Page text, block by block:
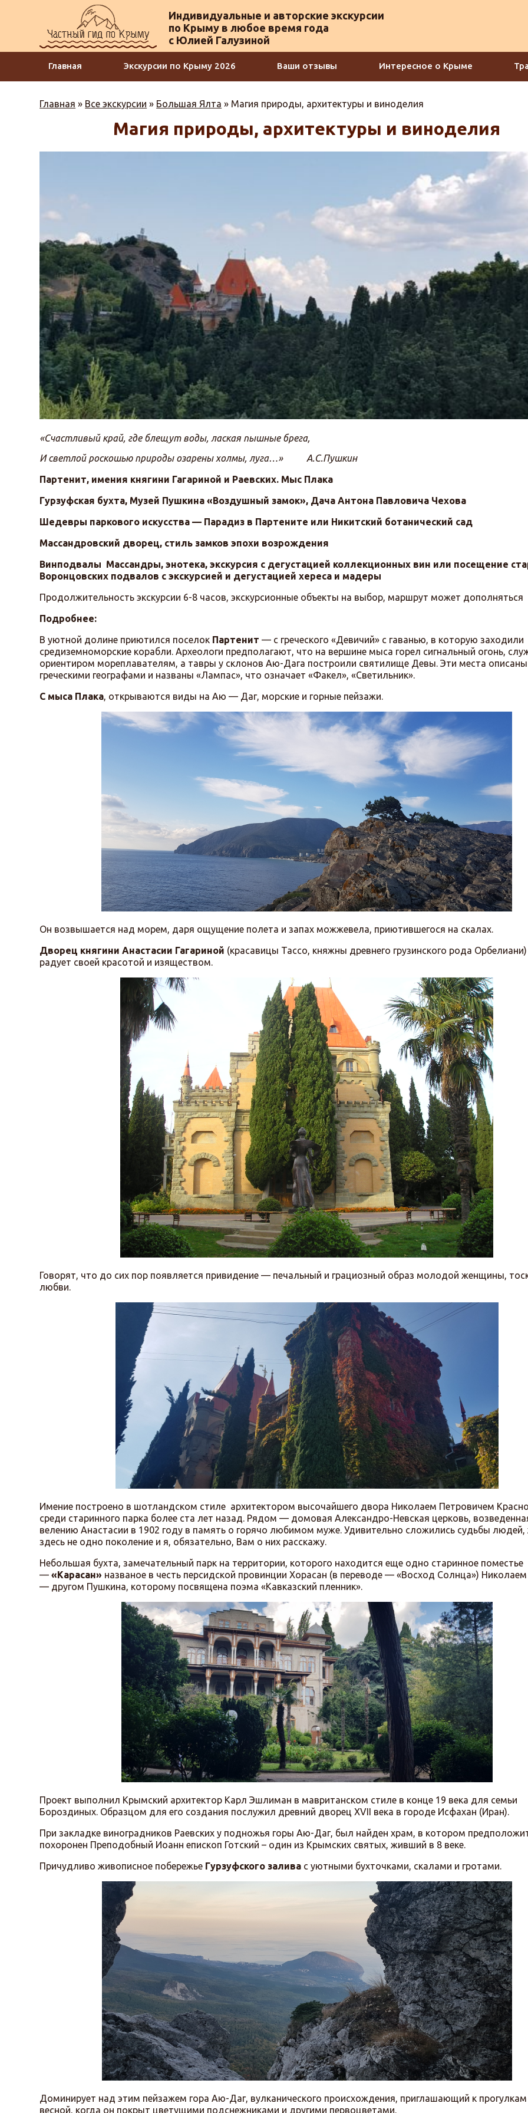
Индивидуальные и авторские экскурсии
по Крыму в любое время года
с Юлией Галузиной
Главная Экскурсии по Крыму 2026 Ваши отзывы Интересное о Крыме
Главная » Все экскурсии » Большая Ялта » Магия природы, архитектуры и виноделия
Магия природы, архитектуры и виноделия
«Счастливый край, где блещут воды, лаская пышные брега,
И светлой роскошью природы озарены холмы, луга…» А.С.Пушкин
Партенит, имения княгини Гагариной и Раевских. Мыс Плака
Гурзуфская бухта, Музей Пушкина «Воздушный замок», Дача Антона Павловича Чехова
Шедевры паркового искусства — Парадиз в Партените или Никитский ботанический сад
Массандровский дворец, стиль замков эпохи возрождения
Винподвалы Массандры, энотека, экскурсия с дегустацией коллекционных вин или посещение
Воронцовских подвалов с экскурсией и дегустацией хереса и мадеры
Продолжительность экскурсии 6-8 часов, экскурсионные объекты на выбор, маршрут может дополняться
Подробнее:
В уютной долине приютился поселок Партенит — с греческого «Девичий» с гаванью, в которую заходили
средиземноморские корабли. Археологи предполагают, что на вершине мыса горел сигнальный огонь,
ориентиром мореплавателям, а тавры у склонов Аю-Дага построили святилище Девы. Эти места описаны
греческими географами и названы «Лампас», что означает «Факел», «Светильник».
С мыса Плака, открываются виды на Аю — Даг, морские и горные пейзажи.
Он возвышается над морем, даря ощущение полета и запах можжевела, приютившегося на скалах.
Дворец княгини Анастасии Гагариной (красавицы Тассо, княжны древнего грузинского рода Орбелиани)
радует своей красотой и изяществом.
Говорят, что до сих пор появляется привидение — печальный и грациозный образ молодой женщины,
любви.
Имение построено в шотландском стиле архитектором высочайшего двора Николаем Петровичем
среди старинного парка более ста лет назад. Рядом — домовая Александро-Невская церковь,
велению Анастасии в 1902 году в память о горячо любимом муже. Удивительно сложились судьбы
здесь не одно поколение и я, обязательно, Вам о них расскажу.
Небольшая бухта, замечательный парк на территории, которого находится еще одно старинное поместье
—«Карасан» названое в честь персидской провинции Хорасан (в переводе — «Восход Солнца»)
— другом Пушкина, которому посвящена поэма «Кавказский пленник».
Проект выполнил Крымский архитектор Карл Эшлиман в мавританском стиле в конце 19 века для семьи
Бороздиных. Образцом для его создания послужил древний дворец XVII века в городе Исфахан (Иран).
При закладке виноградников Раевских у подножья горы Аю-Даг, был найден храм, в котором
похоронен Преподобный Иоанн епископ Готский – один из Крымских святых, живший в 8 веке.
Причудливо живописное побережье Гурзуфского залива с уютными бухточками, скалами и гротами.
Доминирует над этим пейзажем гора Аю-Даг, вулканического происхождения, приглашающий к
весной, когда он покрыт цветущими подснежниками и другими первоцветами.